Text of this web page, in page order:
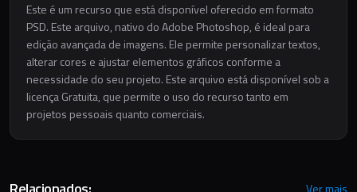
Este é um recurso que está disponível oferecido em formato
PSD. Este arquivo, nativo do Adobe Photoshop, é ideal para
edição avançada de imagens. Ele permite personalizar textos,
alterar cores e ajustar elementos gráficos conforme a
necessidade do seu projeto. Este arquivo está disponível sob a
licença Gratuita, que permite o uso do recurso tanto em
projetos pessoais quanto comerciais.
Ver mais